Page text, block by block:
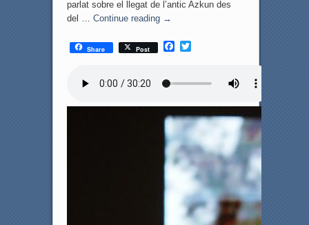
parlat sobre el llegat de l’antic Azkun des
del … Continue reading →
Share Post
F
o
k
T